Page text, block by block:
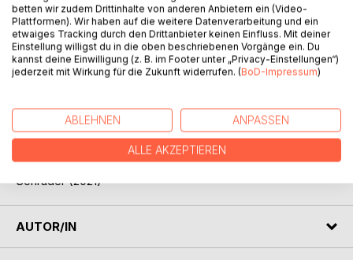
Bernd Gramich: Dr. Google und die Psychotherapie -
Auswirkungen der Digitalen Welt auf Psychotherapie und
Beziehung
Gidon Horowitz: Alles machbar?
Christian Gürtler: The Imitation Game - ChatGPT als
Alfred Messmann: Der Geist der Tief - Die Künstlerin Kae
Tempest wird durch das "Rote Buch" von C. G. Jung
Dieter Volk: "Ich bin dein Mensch" Ein Film von Maria
Schrader (2021)
AUTOR/IN
betten wir zudem Drittinhalte von anderen Anbietern ein (Video-
Plattformen). Wir haben auf die weitere Datenverarbeitung und ein
etwaiges Tracking durch den Drittanbieter keinen Einfluss. Mit deiner
Einstellung willigst du in die oben beschriebenen Vorgänge ein. Du
kannst deine Einwilligung (z. B. im Footer unter „Privacy-Einstellungen“)
jederzeit mit Wirkung für die Zukunft widerrufen. (BoD-Impressum)
ABLEHNEN ANPASSEN
ALLE AKZEPTIEREN